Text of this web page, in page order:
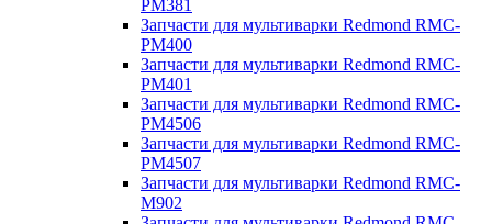
PM381
Запчасти для мультиварки Redmond RMC-
PM400
Запчасти для мультиварки Redmond RMC-
PM401
Запчасти для мультиварки Redmond RMC-
PM4506
Запчасти для мультиварки Redmond RMC-
PM4507
Запчасти для мультиварки Redmond RMC-
M902